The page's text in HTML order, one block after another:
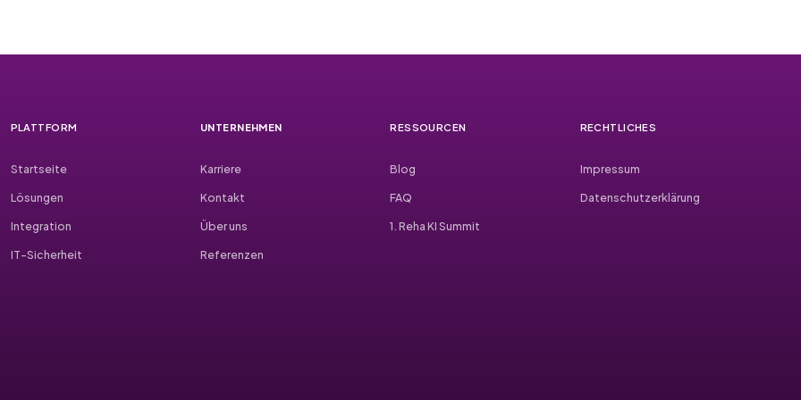
PLATTFORM
Startseite
Lösungen
Integration
IT-Sicherheit
UNTERNEHMEN
Karriere
Kontakt
Über uns
Referenzen
RESSOURCEN
Blog
FAQ
1. Reha KI Summit
RECHTLICHES
Impressum
Datenschutzerklärung